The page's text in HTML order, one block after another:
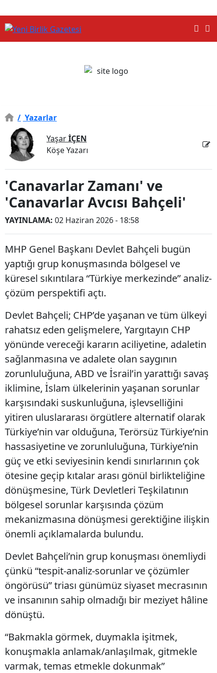
/ Yazarlar
YaşarİÇEN
Köşe Yazarı
'Canavarlar Zamanı' ve
'Canavarlar Avcısı Bahçeli'
YAYINLAMA: 02 Haziran 2026 - 18:58
MHP Genel Başkanı Devlet Bahçeli bugün
yaptığı grup konuşmasında bölgesel ve
küresel sıkıntılara “Türkiye merkezinde” analiz-
çözüm perspektifi açtı.
Devlet Bahçeli; CHP’de yaşanan ve tüm ülkeyi
rahatsız eden gelişmelere, Yargıtayın CHP
yönünde vereceği kararın aciliyetine, adaletin
sağlanmasına ve adalete olan saygının
zorunluluğuna, ABD ve İsrail’in yarattığı savaş
iklimine, İslam ülkelerinin yaşanan sorunlar
karşısındaki suskunluğuna, işlevselliğini
yitiren uluslararası örgütlere alternatif olarak
Türkiye’nin var olduğuna, Terörsüz Türkiye’nin
hassasiyetine ve zorunluluğuna, Türkiye’nin
güç ve etki seviyesinin kendi sınırlarının çok
ötesine geçip kıtalar arası gönül birlikteliğine
dönüşmesine, Türk Devletleri Teşkilatının
bölgesel sorunlar karşısında çözüm
mekanizmasına dönüşmesi gerektiğine ilişkin
önemli açıklamalarda bulundu.
Devlet Bahçeli’nin grup konuşması önemliydi
çünkü “tespit-analiz-sorunlar ve çözümler
öngörüsü” triası günümüz siyaset mecrasının
ve insanının sahip olmadığı bir meziyet hâline
dönüştü.
“Bakmakla görmek, duymakla işitmek,
konuşmakla anlamak/anlaşılmak, gitmekle
varmak, temas etmekle dokunmak”